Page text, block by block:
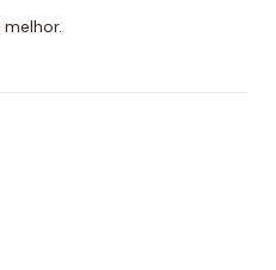
de polo aquático têm
e nas costas e um
adaptabilidade.